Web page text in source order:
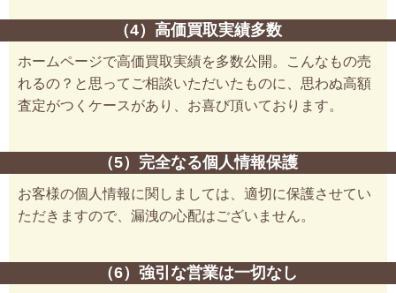
（4）高価買取実績多数
ホームページで高価買取実績を多数公開。こんなもの売
れるの？と思ってご相談いただいたものに、思わぬ高額
査定がつくケースがあり、お喜び頂いております。
（5）完全なる個人情報保護
お客様の個人情報に関しましては、適切に保護させてい
ただきますので、漏洩の心配はございません。
（6）強引な営業は一切なし